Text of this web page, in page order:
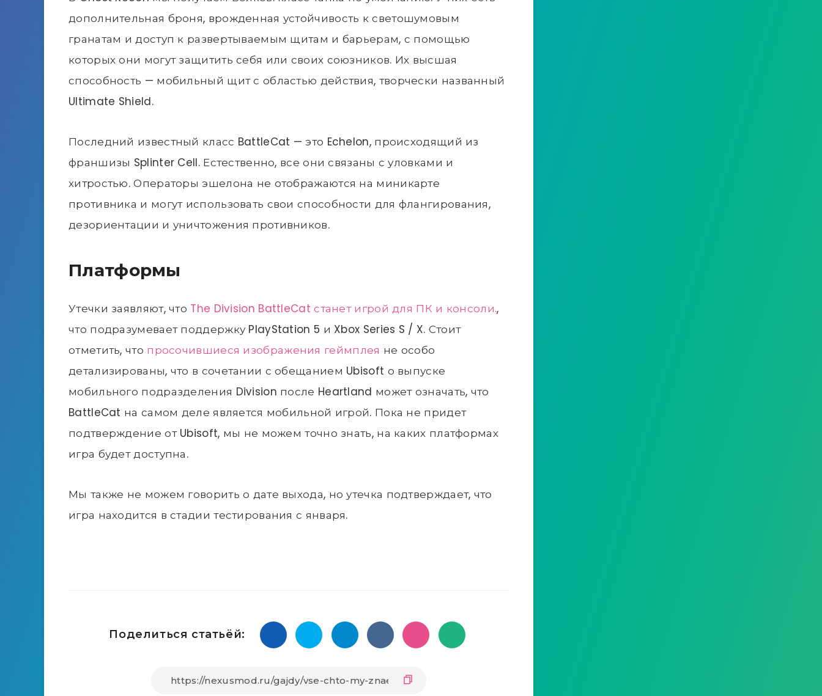
дополнительная броня, врожденная устойчивость к светошумовым
гранатам и доступ к развертываемым щитам и барьерам, с помощью
которых они могут защитить себя или своих союзников. Их высшая
способность — мобильный щит с областью действия, творчески названный
Ultimate Shield.
Последний известный класс BattleCat — это Echelon, происходящий из
франшизы Splinter Cell. Естественно, все они связаны с уловками и
хитростью. Операторы эшелона не отображаются на миникарте
противника и могут использовать свои способности для флангирования,
дезориентации и уничтожения противников.
Платформы
Утечки заявляют, что The Division BattleCat станет игрой для ПК и консоли.,
что подразумевает поддержку PlayStation 5 и Xbox Series S / X. Стоит
отметить, что просочившиеся изображения геймплея не особо
детализированы, что в сочетании с обещанием Ubisoft о выпуске
мобильного подразделения Division после Heartland может означать, что
BattleCat на самом деле является мобильной игрой. Пока не придет
подтверждение от Ubisoft, мы не можем точно знать, на каких платформах
игра будет доступна.
Мы также не можем говорить о дате выхода, но утечка подтверждает, что
игра находится в стадии тестирования с января.
Поделиться статьёй: